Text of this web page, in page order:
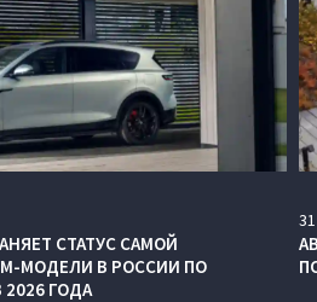
СТАТУС САМОЙ
МОДЕЛИ В РОССИИ ПО
ГОДА
31